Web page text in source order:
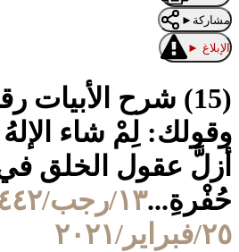
مشاركة ►
الإبلاغ ►
وقولك: لِمْ شاء
أزلَّ عقول الخلق
حُفْرةِ...
٢٥/فبراير/٢٠٢١